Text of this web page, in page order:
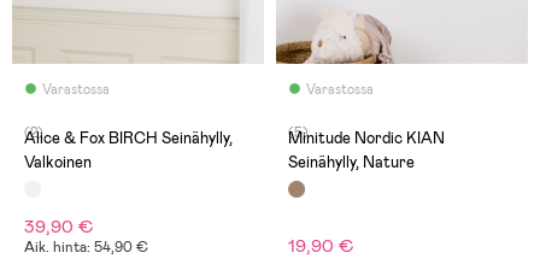
Varastossa
(2)
Alice & Fox BIRCH Seinähylly,
Valkoinen
39,90 €
Aik. hinta: 54,90 €
Varastossa
(5)
Minitude Nordic KIAN
Seinähylly, Nature
19,90 €